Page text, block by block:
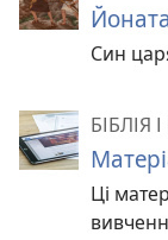
Син
БІБЛІЯ
Ці